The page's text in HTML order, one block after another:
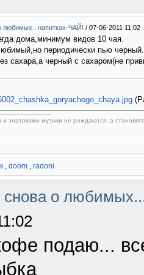
любимых...напитках-ЧАЙ! / 07-06-2011 11:02
дома,минимум видов 10 чая.
периодически пью черный.
сахара,а черный с сахаром(не
знатоками музыки не рождаются, а
, doom , radoni
снова о
подаю...